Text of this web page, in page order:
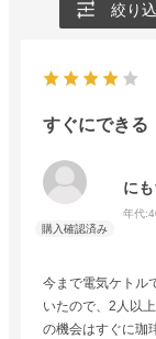
絞り
すぐにできる
に
年代:
今まで電気ケトル
いたので、2人以
の機会はすぐに珈